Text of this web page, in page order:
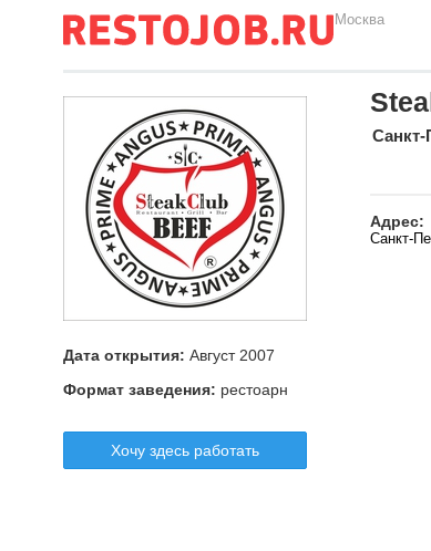
Москва
Санкт-
Адрес:
Санкт-
Дата открытия: Август 2007
Формат заведения: рестоарн
Хочу здесь работать